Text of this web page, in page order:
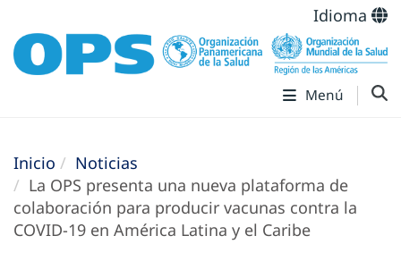
Idioma
Menú
Inicio
Noticias
La OPS presenta una nueva plataforma de
colaboración para producir vacunas contra la
COVID-19 en América Latina y el Caribe